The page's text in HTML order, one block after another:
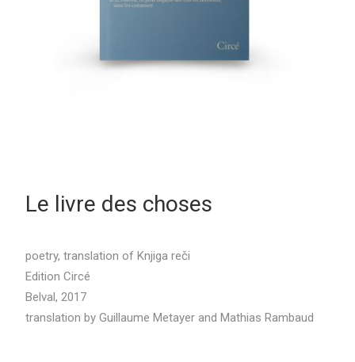
Le livre des choses
poetry, translation of Knjiga reči
Edition Circé
Belval, 2017
translation by Guillaume Metayer and Mathias Rambaud